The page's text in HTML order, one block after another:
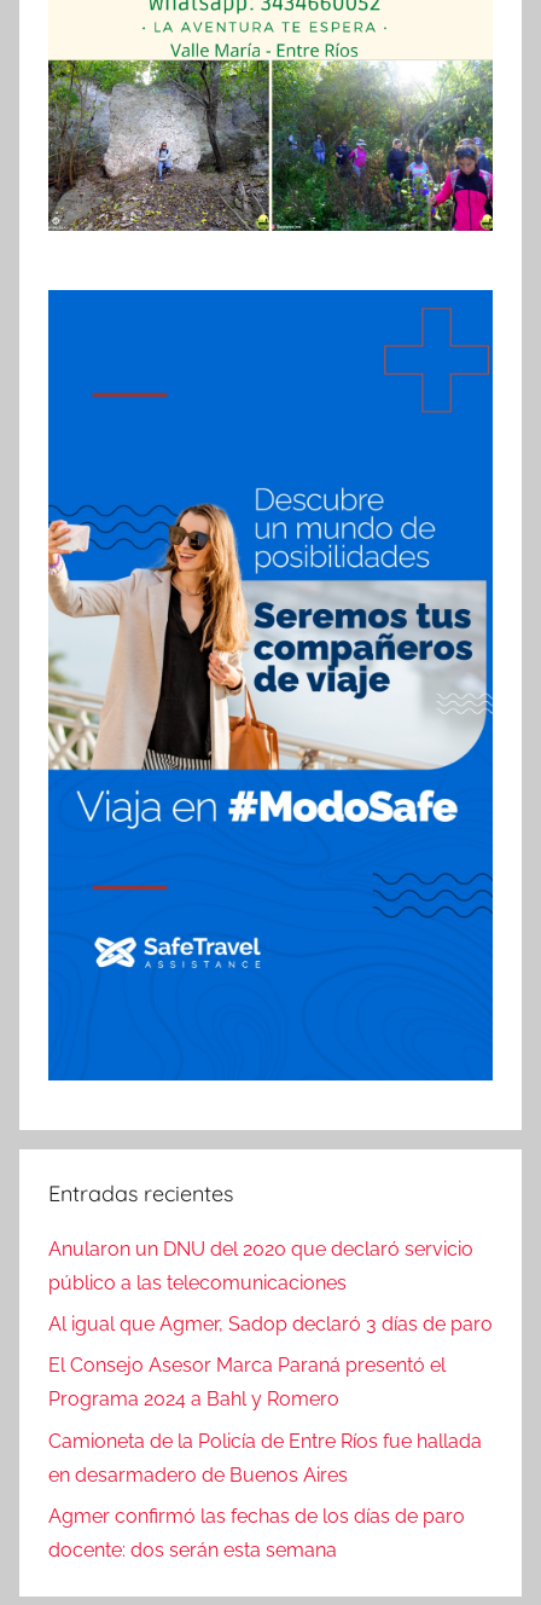
Entradas recientes
Anularon un DNU del 2020 que declaró servicio
público a las telecomunicaciones
Al igual que Agmer, Sadop declaró 3 días de paro
El Consejo Asesor Marca Paraná presentó el
Programa 2024 a Bahl y Romero
Camioneta de la Policía de Entre Ríos fue hallada
en desarmadero de Buenos Aires
Agmer confirmó las fechas de los días de paro
docente: dos serán esta semana